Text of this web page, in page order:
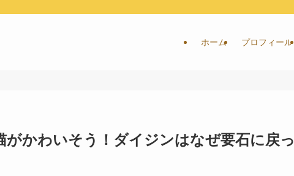
ホーム プロフィール
がかわいそう！ダイジンはなぜ要石に戻っ